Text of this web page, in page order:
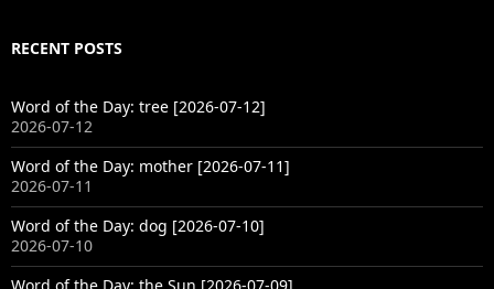
RECENT POSTS
Word of the Day: tree [2026-07-12]
2026-07-12
Word of the Day: mother [2026-07-11]
2026-07-11
Word of the Day: dog [2026-07-10]
2026-07-10